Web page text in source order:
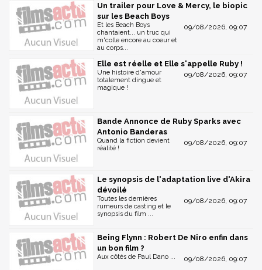
Un trailer pour Love & Mercy, le biopic
sur les Beach Boys
09/08/2026, 09:07
Et les Beach Boys
chantaient... un truc qui
m'colle encore au coeur et
au corps...
Elle est réelle et Elle s'appelle Ruby !
09/08/2026, 09:07
Une histoire d'amour
totalement dingue et
magique !
Bande Annonce de Ruby Sparks avec
Antonio Banderas
09/08/2026, 09:07
Quand la fiction devient
réalité !
Le synopsis de l'adaptation live d'Akira
dévoilé
09/08/2026, 09:07
Toutes les dernières
rumeurs de casting et le
synopsis du film ...
Being Flynn : Robert De Niro enfin dans
un bon film ?
09/08/2026, 09:07
Aux côtés de Paul Dano ...